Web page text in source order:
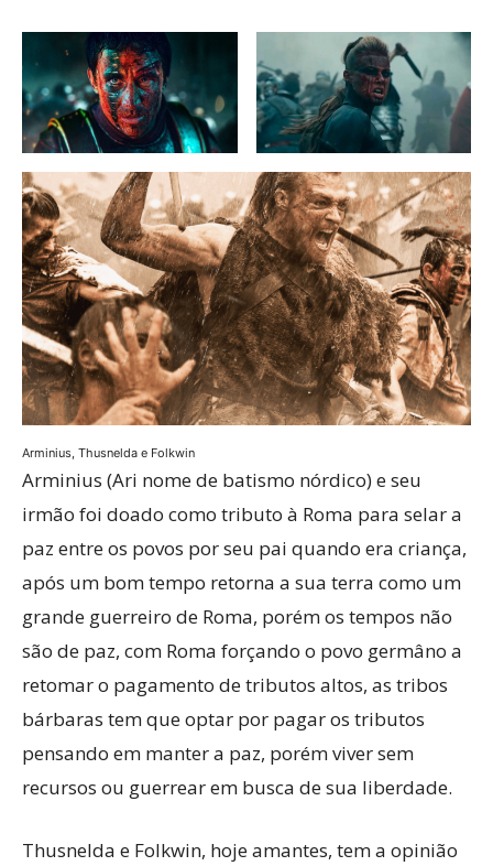
Arminius, Thusnelda e Folkwin
Arminius (Ari nome de batismo nórdico) e seu
irmão foi doado como tributo à Roma para selar a
paz entre os povos por seu pai quando era criança,
após um bom tempo retorna a sua terra como um
grande guerreiro de Roma, porém os tempos não
são de paz, com Roma forçando o povo germâno a
retomar o pagamento de tributos altos, as tribos
bárbaras tem que optar por pagar os tributos
pensando em manter a paz, porém viver sem
recursos ou guerrear em busca de sua liberdade.
Thusnelda e Folkwin, hoje amantes, tem a opinião